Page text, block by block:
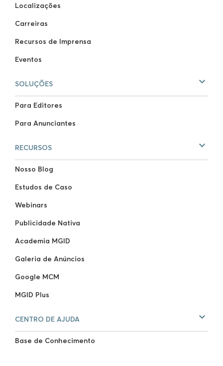
Localizações
Carreiras
Recursos de Imprensa
Eventos
SOLUÇÕES
Para Editores
Para Anunciantes
RECURSOS
Nosso Blog
Estudos de Caso
Webinars
Publicidade Nativa
Academia MGID
Galeria de Anúncios
Google MCM
MGID Plus
CENTRO DE AJUDA
Base de Conhecimento